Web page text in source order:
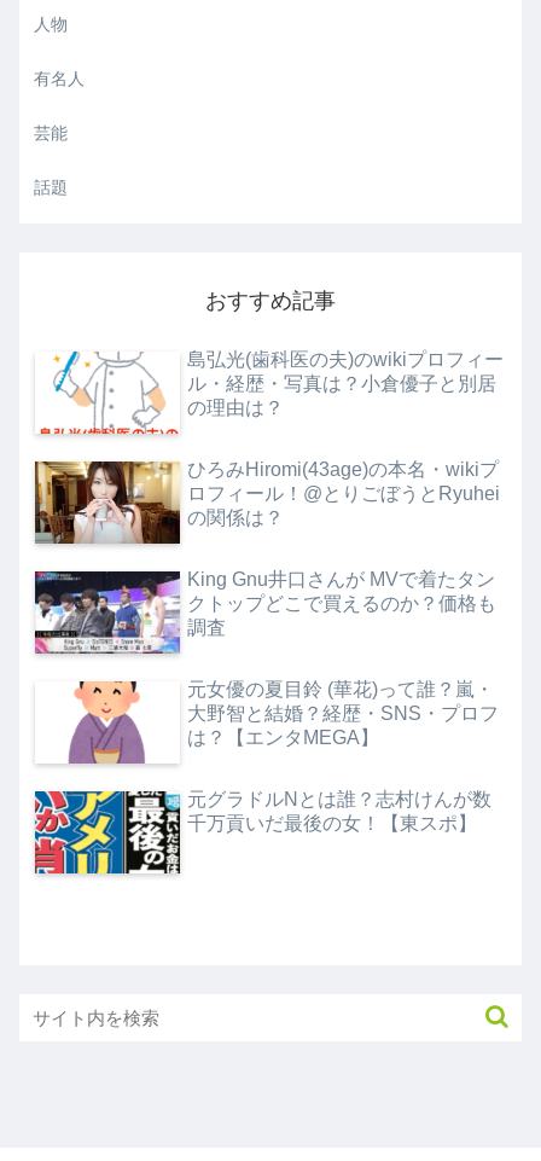
人物
有名人
芸能
話題
おすすめ記事
島弘光(歯科医の夫)のwikiプロフィー
ル・経歴・写真は？小倉優子と別居
の理由は？
ひろみHiromi(43age)の本名・wikiプ
ロフィール！@とりごぼうとRyuhei
の関係は？
King Gnu井口さんが MVで着たタン
クトップどこで買えるのか？価格も
調査
元女優の夏目鈴 (華花)って誰？嵐・
大野智と結婚？経歴・SNS・プロフ
は？【エンタMEGA】
元グラドルNとは誰？志村けんが数
千万貢いだ最後の女！【東スポ】